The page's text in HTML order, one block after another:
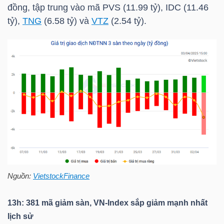
đồng, tập trung vào mã PVS (11.99 tỷ), IDC (11.46
tỷ), TNG (6.58 tỷ) và VTZ (2.54 tỷ).
Nguồn: VietstockFinance
13h: 381 mã giảm sàn, VN-Index sắp giảm mạnh nhất
lịch sử
DOANH
NGHIỆP
PHIẾU